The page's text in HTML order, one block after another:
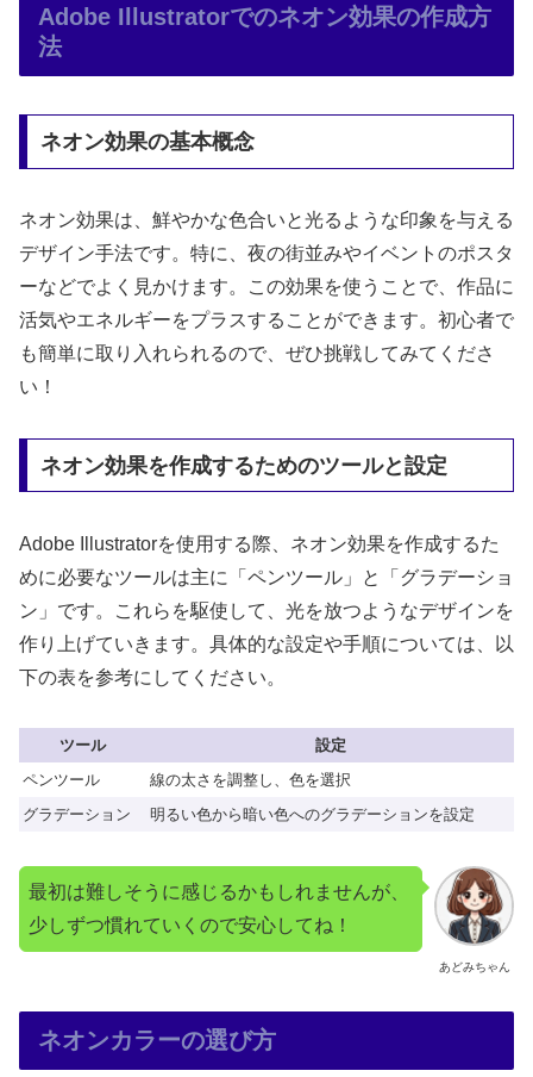
Adobe Illustratorでのネオン効果の作成方
法
ネオン効果の基本概念
ネオン効果は、鮮やかな色合いと光るような印象を与える
デザイン手法です。特に、夜の街並みやイベントのポスタ
ーなどでよく見かけます。この効果を使うことで、作品に
活気やエネルギーをプラスすることができます。初心者で
も簡単に取り入れられるので、ぜひ挑戦してみてくださ
い！
ネオン効果を作成するためのツールと設定
Adobe Illustratorを使用する際、ネオン効果を作成するた
めに必要なツールは主に「ペンツール」と「グラデーショ
ン」です。これらを駆使して、光を放つようなデザインを
作り上げていきます。具体的な設定や手順については、以
下の表を参考にしてください。
ツール
設定
ペンツール
線の太さを調整し、色を選択
グラデーション
明るい色から暗い色へのグラデーションを設定
あどみちゃん
最初は難しそうに感じるかもしれませんが、
少しずつ慣れていくので安心してね！
ネオンカラーの選び方